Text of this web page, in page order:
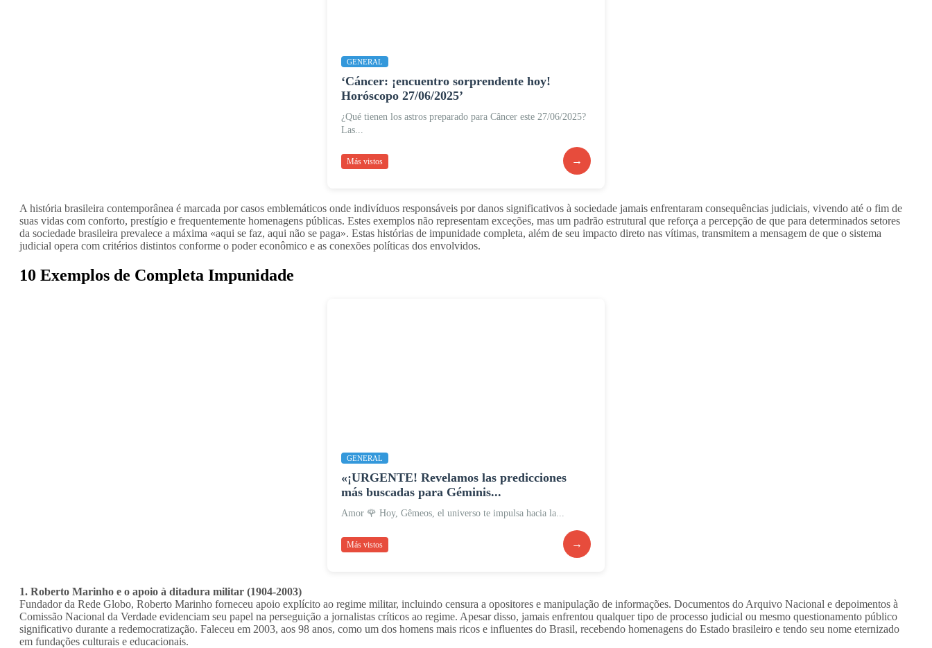
GENERAL
‘Cáncer: ¡encuentro sorprendente hoy!
Horóscopo 27/06/2025’
¿Qué tienen los astros preparado para Câncer este 27/06/2025?
Las...
Más vistos →
A história brasileira contemporânea é marcada por casos emblemáticos onde indivíduos responsáveis por danos significativos à sociedade jamais enfrentaram consequências judiciais, vivendo até o fim de
suas vidas com conforto, prestígio e frequentemente homenagens públicas. Estes exemplos não representam exceções, mas um padrão estrutural que reforça a percepção de que para determinados setores
da sociedade brasileira prevalece a máxima «aqui se faz, aqui não se paga». Estas histórias de impunidade completa, além de seu impacto direto nas vítimas, transmitem a mensagem de que o sistema
judicial opera com critérios distintos conforme o poder econômico e as conexões políticas dos envolvidos.
10 Exemplos de Completa Impunidade
GENERAL
«¡URGENTE! Revelamos las predicciones
más buscadas para Géminis...
Amor 🌹 Hoy, Gêmeos, el universo te impulsa hacia la...
Más vistos →
1. Roberto Marinho e o apoio à ditadura militar (1904-2003)
Fundador da Rede Globo, Roberto Marinho forneceu apoio explícito ao regime militar, incluindo censura a opositores e manipulação de informações. Documentos do Arquivo Nacional e depoimentos à
Comissão Nacional da Verdade evidenciam seu papel na perseguição a jornalistas críticos ao regime. Apesar disso, jamais enfrentou qualquer tipo de processo judicial ou mesmo questionamento público
significativo durante a redemocratização. Faleceu em 2003, aos 98 anos, como um dos homens mais ricos e influentes do Brasil, recebendo homenagens do Estado brasileiro e tendo seu nome eternizado
em fundações culturais e educacionais.